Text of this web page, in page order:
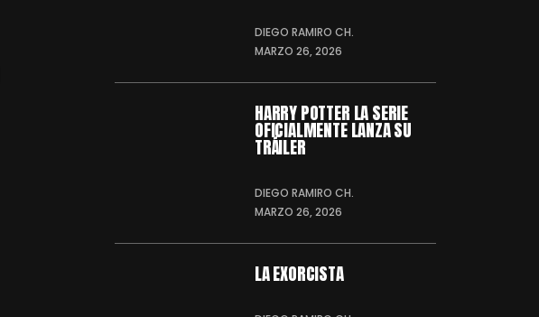
DIEGO RAMIRO CH.
MARZO 26, 2026
HARRY POTTER LA SERIE
OFICIALMENTE LANZA SU
TRÁILER
DIEGO RAMIRO CH.
MARZO 26, 2026
LA EXORCISTA